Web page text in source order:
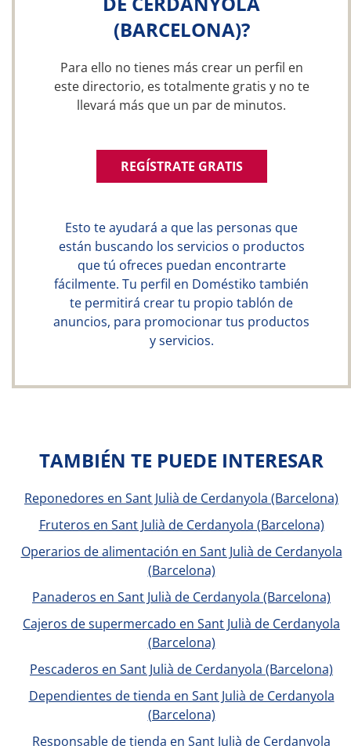
(BARCELONA)?
Para ello no tienes más crear un perfil en
este directorio, es totalmente gratis y no te
llevará más que un par de minutos.
REGÍSTRATE GRATIS
Esto te ayudará a que las personas que
están buscando los servicios o productos
que tú ofreces puedan encontrarte
fácilmente. Tu perfil en Doméstiko también
te permitirá crear tu propio tablón de
anuncios, para promocionar tus productos
y servicios.
TAMBIÉN TE PUEDE INTERESAR
Reponedores en Sant Julià de Cerdanyola (Barcelona)
Fruteros en Sant Julià de Cerdanyola (Barcelona)
Operarios de alimentación en Sant Julià de Cerdanyola
(Barcelona)
Panaderos en Sant Julià de Cerdanyola (Barcelona)
Cajeros de supermercado en Sant Julià de Cerdanyola
(Barcelona)
Pescaderos en Sant Julià de Cerdanyola (Barcelona)
Dependientes de tienda en Sant Julià de Cerdanyola
(Barcelona)
Responsable de tienda en Sant Julià de Cerdanyola